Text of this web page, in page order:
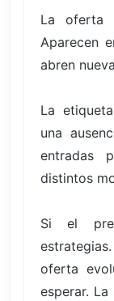
La oferta
Aparecen
abren
La
una
entradas
distintos
Si el
oferta
esperar.